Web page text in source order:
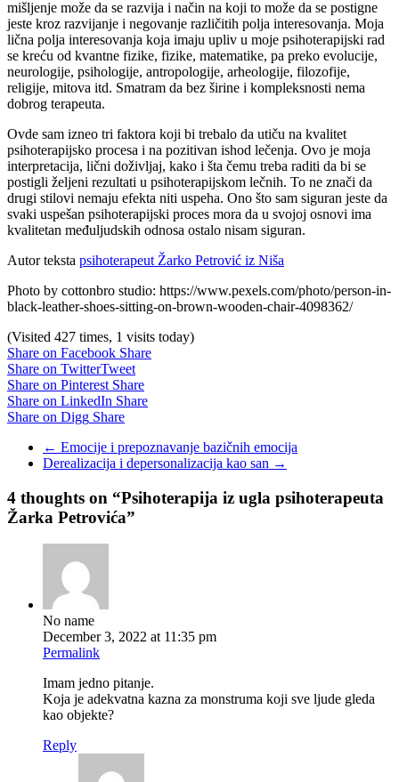
mišljenje može da se razvija i način na koji to može da se postigne
jeste kroz razvijanje i negovanje različitih polja interesovanja. Moja
lična polja interesovanja koja imaju upliv u moje psihoterapijski rad
se kreću od kvantne fizike, fizike, matematike, pa preko evolucije,
neurologije, psihologije, antropologije, arheologije, filozofije,
religije, mitova itd. Smatram da bez širine i kompleksnosti nema
dobrog terapeuta.
Ovde sam izneo tri faktora koji bi trebalo da utiču na kvalitet
psihoterapijsko procesa i na pozitivan ishod lečenja. Ovo je moja
interpretacija, lični doživljaj, kako i šta čemu treba raditi da bi se
postigli željeni rezultati u psihoterapijskom lečnih. To ne znači da
drugi stilovi nemaju efekta niti uspeha. Ono što sam siguran jeste da
svaki uspešan psihoterapijski proces mora da u svojoj osnovi ima
kvalitetan međuljudskih odnosa ostalo nisam siguran.
Autor teksta psihoterapeut Žarko Petrović iz Niša
Photo by cottonbro studio: https://www.pexels.com/photo/person-in-
black-leather-shoes-sitting-on-brown-wooden-chair-4098362/
(Visited 427 times, 1 visits today)
Share on Facebook Share
Share on TwitterTweet
Share on Pinterest Share
Share on LinkedIn Share
Share on Digg Share
← Emocije i prepoznavanje bazičnih emocija
Derealizacija i depersonalizacija kao san →
4 thoughts on “Psihoterapija iz ugla psihoterapeuta
Žarka Petrovića”
No name
December 3, 2022 at 11:35 pm
Permalink
Imam jedno pitanje.
Koja je adekvatna kazna za monstruma koji sve ljude gleda
kao objekte?
Reply